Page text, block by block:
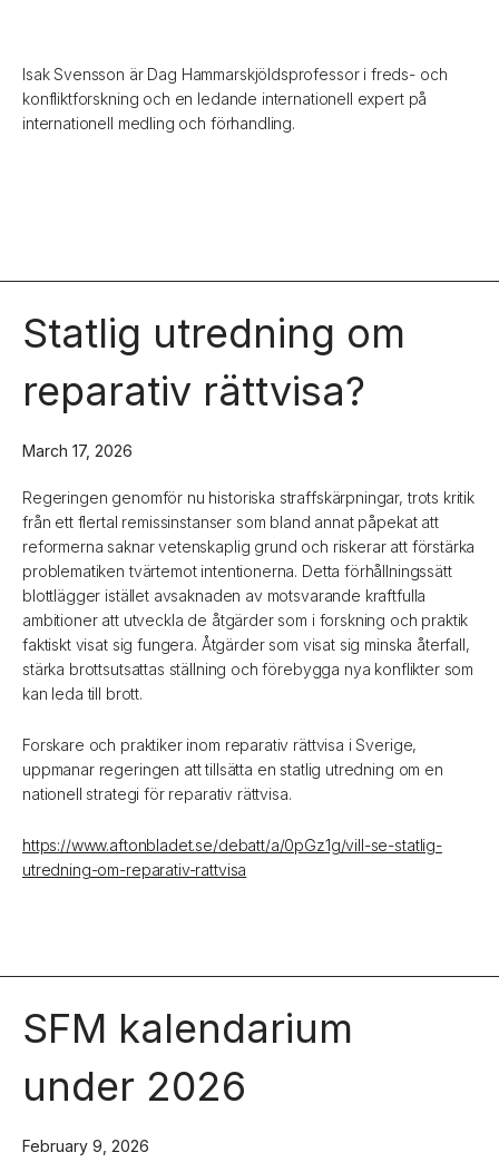
Isak Svensson är Dag Hammarskjöldsprofessor i freds- och
konfliktforskning och en ledande internationell expert på
internationell medling och förhandling.
Statlig utredning om
reparativ rättvisa?
March 17, 2026
Regeringen genomför nu historiska straffskärpningar, trots kritik
från ett flertal remissinstanser som bland annat påpekat att
reformerna saknar vetenskaplig grund och riskerar att förstärka
problematiken tvärtemot intentionerna. Detta förhållningssätt
blottlägger istället avsaknaden av motsvarande kraftfulla
ambitioner att utveckla de åtgärder som i forskning och praktik
faktiskt visat sig fungera. Åtgärder som visat sig minska återfall,
stärka brottsutsattas ställning och förebygga nya konflikter som
kan leda till brott.
Forskare och praktiker inom reparativ rättvisa i Sverige,
uppmanar regeringen att tillsätta en statlig utredning om en
nationell strategi för reparativ rättvisa.
https://www.aftonbladet.se/debatt/a/0pGz1g/vill-se-statlig-
utredning-om-reparativ-rattvisa
SFM kalendarium
under 2026
February 9, 2026